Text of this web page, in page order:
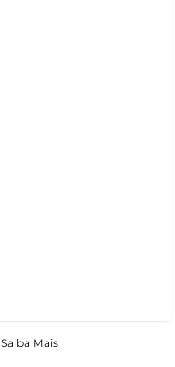
Saiba Mais